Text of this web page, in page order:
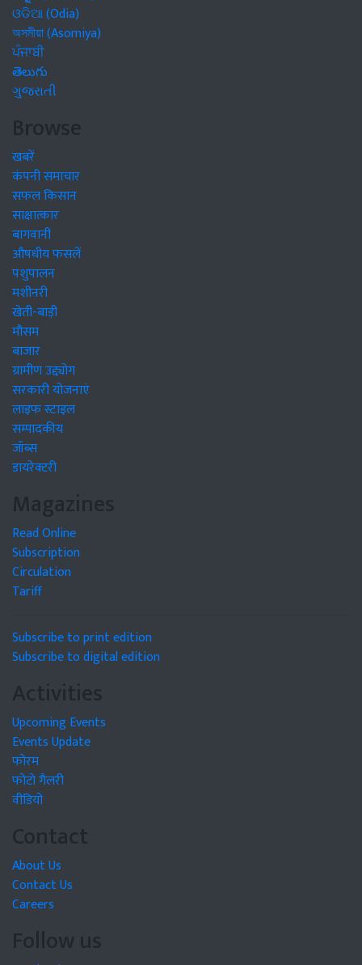
ଓଡିଆ (Odia)
অসমীয়া (Asomiya)
ਪੰਜਾਬੀ
తెలుగు
ગુજરાતી
Browse
खबरें
कंपनी समाचार
सफल किसान
साक्षात्कार
बागवानी
औषधीय फसलें
पशुपालन
मशीनरी
खेती-बाड़ी
मौसम
बाजार
ग्रामीण उद्द्योग
सरकारी योजनाएं
लाइफ स्टाइल
सम्पादकीय
जॉब्स
डायरेक्टरी
Magazines
Read Online
Subscription
Circulation
Tariff
Subscribe to print edition
Subscribe to digital edition
Activities
Upcoming Events
Events Update
फोरम
फोटो गैलरी
वीडियो
Contact
About Us
Contact Us
Careers
Follow us